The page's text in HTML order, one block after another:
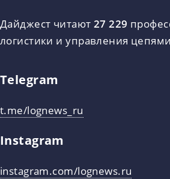
Дайджест читают 27 229
логистики и управления
Telegram
t.me/lognews_ru
Instagram
instagram.com/lognews.ru